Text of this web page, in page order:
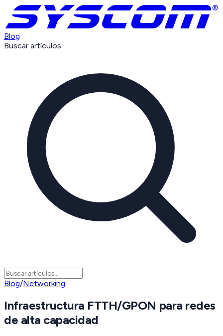
Blog
Buscar artículos
Blog/Networking
Infraestructura FTTH/GPON para redes
de alta capacidad